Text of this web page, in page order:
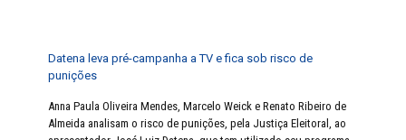
Datena leva pré-campanha a TV e fica sob risco de
punições
Anna Paula Oliveira Mendes, Marcelo Weick e Renato Ribeiro de
Almeida analisam o risco de punições, pela Justiça Eleitoral, ao